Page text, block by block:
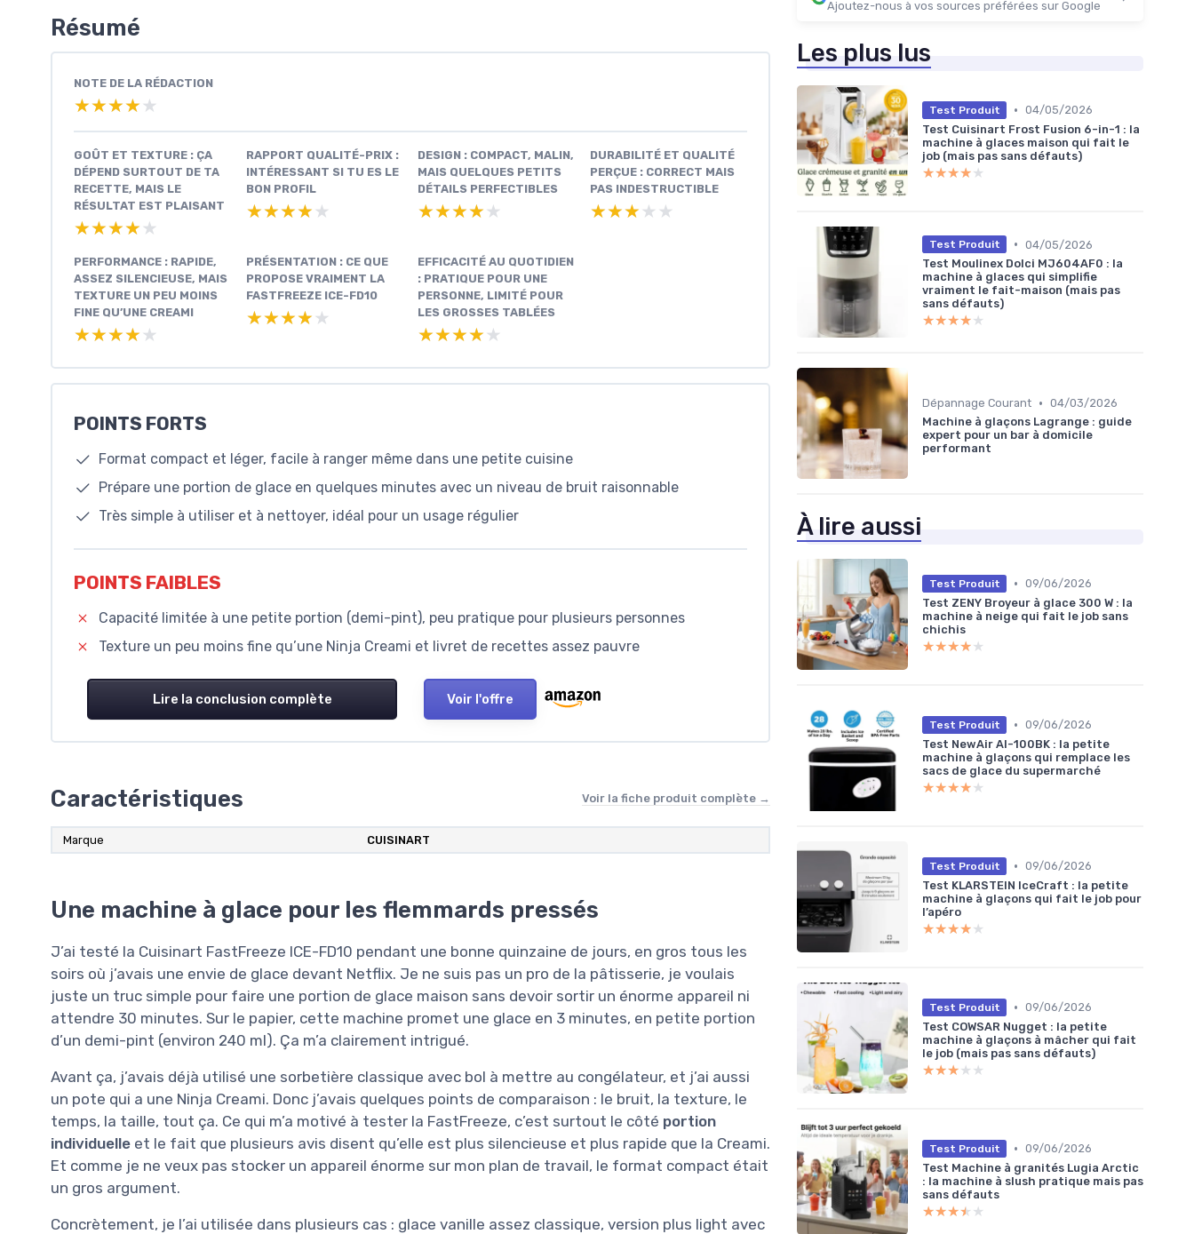
Résumé
NOTE DE LA RÉDACTION
★★★★★
★★★★★
GOÛT ET TEXTURE : ÇA
DÉPEND SURTOUT DE TA
RECETTE, MAIS LE
RÉSULTAT EST PLAISANT
★★★★★
★★★★★
RAPPORT QUALITÉ-PRIX :
INTÉRESSANT SI TU ES LE
BON PROFIL
★★★★★
★★★★★
DESIGN : COMPACT, MALIN,
MAIS QUELQUES PETITS
DÉTAILS PERFECTIBLES
★★★★★
★★★★★
DURABILITÉ ET QUALITÉ
PERÇUE : CORRECT MAIS
PAS INDESTRUCTIBLE
★★★★★
★★★★★
PERFORMANCE : RAPIDE,
ASSEZ SILENCIEUSE, MAIS
TEXTURE UN PEU MOINS
FINE QU’UNE CREAMI
★★★★★
★★★★★
PRÉSENTATION : CE QUE
PROPOSE VRAIMENT LA
FASTFREEZE ICE-FD10
★★★★★
★★★★★
EFFICACITÉ AU QUOTIDIEN
: PRATIQUE POUR UNE
PERSONNE, LIMITÉ POUR
LES GROSSES TABLÉES
★★★★★
★★★★★
POINTS FORTS
Format compact et léger, facile à ranger même dans une petite cuisine
Prépare une portion de glace en quelques minutes avec un niveau de bruit raisonnable
Très simple à utiliser et à nettoyer, idéal pour un usage régulier
POINTS FAIBLES
Capacité limitée à une petite portion (demi-pint), peu pratique pour plusieurs personnes
Texture un peu moins fine qu’une Ninja Creami et livret de recettes assez pauvre
Lire la conclusion complète Voir l'offre
Caractéristiques Voir la fiche produit complète →
Marque CUISINART
Une machine à glace pour les flemmards pressés
J’ai testé la Cuisinart FastFreeze ICE-FD10 pendant une bonne quinzaine de jours, en gros tous les
soirs où j’avais une envie de glace devant Netflix. Je ne suis pas un pro de la pâtisserie, je voulais
juste un truc simple pour faire une portion de glace maison sans devoir sortir un énorme appareil ni
attendre 30 minutes. Sur le papier, cette machine promet une glace en 3 minutes, en petite portion
d’un demi-pint (environ 240 ml). Ça m’a clairement intrigué.
Avant ça, j’avais déjà utilisé une sorbetière classique avec bol à mettre au congélateur, et j’ai aussi
un pote qui a une Ninja Creami. Donc j’avais quelques points de comparaison : le bruit, la texture, le
temps, la taille, tout ça. Ce qui m’a motivé à tester la FastFreeze, c’est surtout le côté portion
individuelle et le fait que plusieurs avis disent qu’elle est plus silencieuse et plus rapide que la Creami.
Et comme je ne veux pas stocker un appareil énorme sur mon plan de travail, le format compact était
un gros argument.
Concrètement, je l’ai utilisée dans plusieurs cas : glace vanille assez classique, version plus light avec
Ajoutez-nous à vos sources préférées sur Google
Les plus lus
Test Produit • 04/05/2026
Test Cuisinart Frost Fusion 6-in-1 : la
machine à glaces maison qui fait le
job (mais pas sans défauts)
★★★★★
★★★★★
Test Produit • 04/05/2026
Test Moulinex Dolci MJ604AF0 : la
machine à glaces qui simplifie
vraiment le fait-maison (mais pas
sans défauts)
★★★★★
★★★★★
Dépannage Courant • 04/03/2026
Machine à glaçons Lagrange : guide
expert pour un bar à domicile
performant
À lire aussi
Test Produit • 09/06/2026
Test ZENY Broyeur à glace 300 W : la
machine à neige qui fait le job sans
chichis
★★★★★
★★★★★
Test Produit • 09/06/2026
Test NewAir AI-100BK : la petite
machine à glaçons qui remplace les
sacs de glace du supermarché
★★★★★
★★★★★
Test Produit • 09/06/2026
Test KLARSTEIN IceCraft : la petite
machine à glaçons qui fait le job pour
l’apéro
★★★★★
★★★★★
Test Produit • 09/06/2026
Test COWSAR Nugget : la petite
machine à glaçons à mâcher qui fait
le job (mais pas sans défauts)
★★★★★
★★★★★
Test Produit • 09/06/2026
Test Machine à granités Lugia Arctic
: la machine à slush pratique mais pas
sans défauts
★★★★★
★★★★★